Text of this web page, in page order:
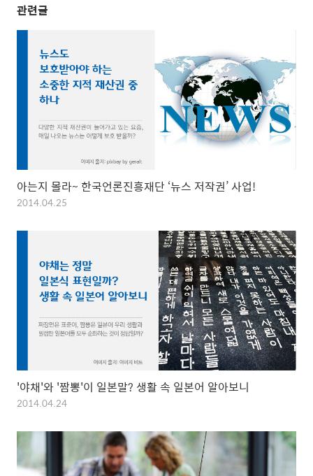
관련글
아는지 몰라~ 한국언론진흥재단 ‘뉴스 저작권’ 사업!
2014.04.25
'야채'와 '짬뽕'이 일본말? 생활 속 일본어 알아보니
2014.04.24